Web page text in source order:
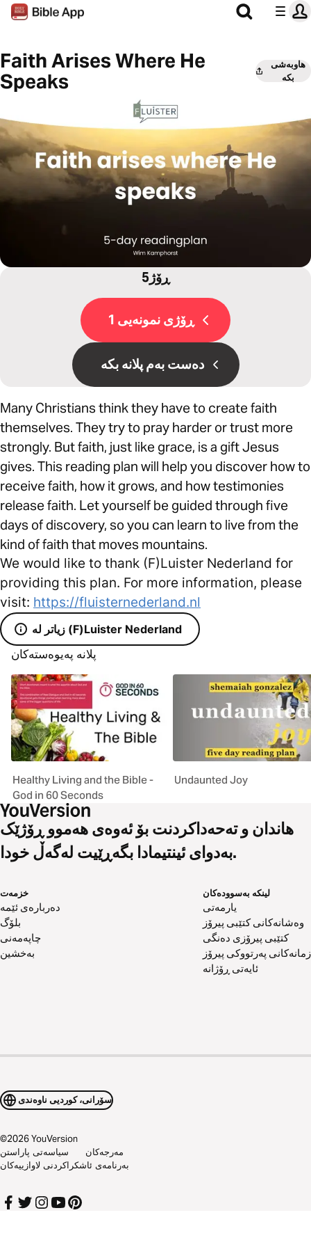
Faith Arises Where He
Speaks
هاوبەشی
بکە
5ڕۆژ
ڕۆژی نمونەیی 1
دەست بەم پلانە بکە
Many Christians think they have to create faith
themselves. They try to pray harder or trust more
strongly. But faith, just like grace, is a gift Jesus
gives. This reading plan will help you discover how to
receive faith, how it grows, and how testimonies
release faith. Let yourself be guided through five
days of discovery, so you can learn to live from the
kind of faith that moves mountains.
We would like to thank (F)Luister Nederland for
providing this plan. For more information, please
visit: https://fluisternederland.nl
زیاتر لە (F)Luister Nederland
پلانە پەیوەستەکان
Healthy Living and the Bible -
God in 60 Seconds
Undaunted Joy
هاندان و تەحەداکردنت بۆ ئەوەی هەموو ڕۆژێک
بەدوای ئینتیمادا بگەڕێیت لەگەڵ خودا.
خزمەت
دەربارەی ئێمە
بلۆگ
چاپەمەنی
بەخشین
لینکە بەسوودەکان
یارمەتی
وەشانەکانی کتێبی پیرۆز
کتێبی پیرۆزی دەنگی
زمانەکانی پەرتووکی پیرۆز
ئایەتی ڕۆژانە
سۆرانی، کوردیی ناوەندی
©2026YouVersion
سیاسەتی پاراستن
مەرجەکان
بەرنامەی ئاشکراکردنی لاوازییەکان